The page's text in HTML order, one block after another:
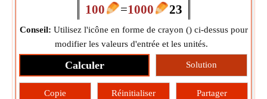
100 =1000 23
Conseil: Utilisez l'icône en forme de crayon () ci-dessus pour
modifier les valeurs d'entrée et les unités.
Calculer Solution
Copie Réinitialiser Partager